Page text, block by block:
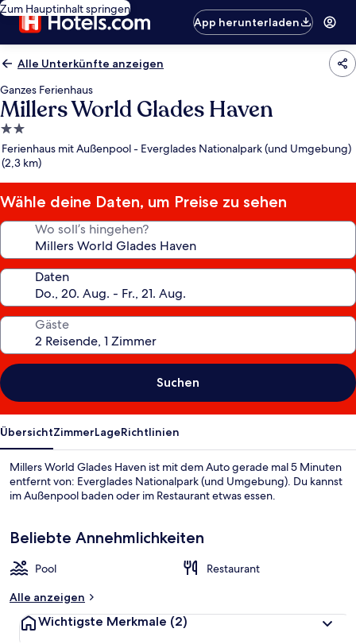
Zum Hauptinhalt springen
App herunterladen
Alle Unterkünfte anzeigen
Ganzes Ferienhaus
Millers World Glades Haven
2.0-
Sterne-
Unterkunft
Ferienhaus mit Außenpool - Everglades Nationalpark (und Umgebung)
(2,3 km)
Wähle deine Daten, um Preise zu sehen
Wo soll’s hingehen?
Daten
Gäste
Suchen
ÜbersichtZimmerLageRichtlinien
Millers World Glades Haven ist mit dem Auto gerade mal 5 Minuten
entfernt von: Everglades Nationalpark (und Umgebung). Du kannst
im Außenpool baden oder im Restaurant etwas essen.
Beliebte Annehmlichkeiten
Pool
Restaurant
Alle anzeigen
Wichtigste Merkmale (2)